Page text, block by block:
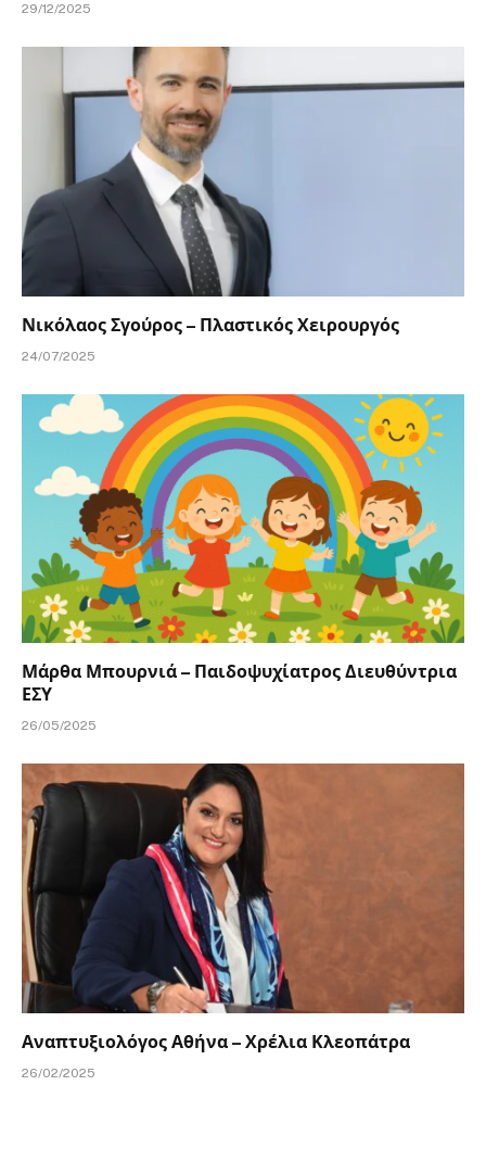
29/12/2025
Νικόλαος Σγούρος – Πλαστικός Χειρουργός
24/07/2025
Μάρθα Μπουρνιά – Παιδοψυχίατρος Διευθύντρια
ΕΣΥ
26/05/2025
Αναπτυξιολόγος Αθήνα – Χρέλια Κλεοπάτρα
26/02/2025